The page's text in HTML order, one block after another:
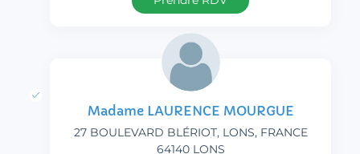
Madame LAURENCE MOURGUE
27 BOULEVARD BLÉRIOT, LONS, FRANCE
64140 LONS